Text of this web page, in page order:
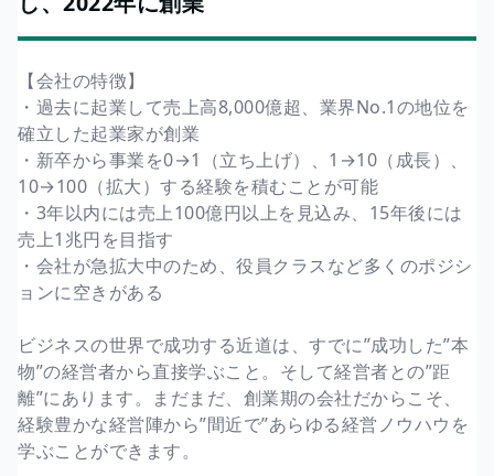
【会社の特徴】
・過去に起業して売上高8,000億超、業界No.1の地位を
確立した起業家が創業
・新卒から事業を0→1（立ち上げ）、1→10（成長）、
10→100（拡大）する経験を積むことが可能
・3年以内には売上100億円以上を見込み、15年後には
売上1兆円を目指す
・会社が急拡大中のため、役員クラスなど多くのポジシ
ョンに空きがある
ビジネスの世界で成功する近道は、すでに”成功した”本
物”の経営者から直接学ぶこと。そして経営者との”距
離”にあります。まだまだ、創業期の会社だからこそ、
経験豊かな経営陣から”間近で”あらゆる経営ノウハウを
学ぶことができます。